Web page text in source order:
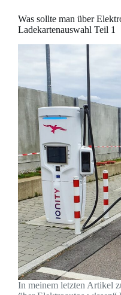
Was sollte man über
Ladekartenauswahl Teil 1
In meinem letzten Artikel